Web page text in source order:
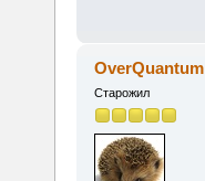
OverQuantum
Старожил